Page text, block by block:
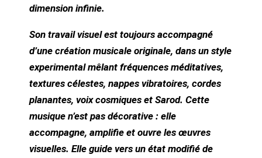
dimension infinie.
Son travail visuel est toujours accompagné
d’une création musicale originale, dans un style
experimental mêlant fréquences méditatives,
textures célestes, nappes vibratoires, cordes
planantes, voix cosmiques et Sarod. Cette
musique n’est pas décorative : elle
accompagne, amplifie et ouvre les œuvres
visuelles. Elle guide vers un état modifié de